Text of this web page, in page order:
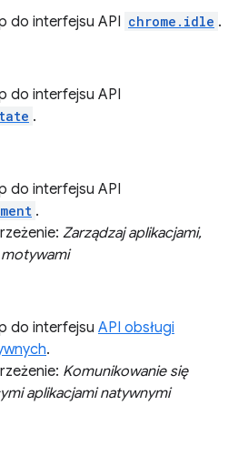
do interfejsu API chrome.idle .
do interfejsu API
.
do interfejsu API
.
Zarządzaj aplikacjami,
do interfejsu API obsługi
.
Komunikowanie się
aplikacjami natywnymi